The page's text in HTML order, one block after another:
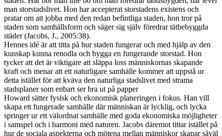
man storstadslivet. Hon har accepterat storstadens existens och
pratar om att jobba med den redan befintliga staden, hon tror på
staden som samhällsform och säger sig själv föredrar tätbebyggda
städer (Jacobs, J., 2005:38).
Hennes idé är att titta på hur staden fungerar och med hjälp av den
kunskap kunna renodla och bygga en fungerande storstad. Hon
tycker att det är viktigare att släppa loss människornas skapande
kraft och menar att ett naturligare samhälle kommer att uppstå ur
detta istället för att kväva den naturliga stadslivet med strama
stadsplaner som enbart ser bra ut på papper
Howard sätter fysisk och ekonomisk planeringen i fokus. Han vill
skapa ett fungerade samhälle där människan är lycklig, och lycka
springer ur ett välordnat samhälle med goda ekonomiska möjligheter
i samspel och i harmoni med naturen. Jacobs däremot tittar istället på
hur de sociala aspekterna och mötena mellan människor skapar såväl